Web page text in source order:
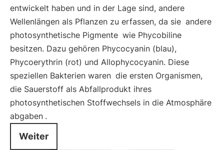
entwickelt haben und in der Lage sind, andere
Wellenlängen als Pflanzen zu erfassen, da sie andere
photosynthetische Pigmente wie Phycobiline
besitzen. Dazu gehören Phycocyanin (blau),
Phycoerythrin (rot) und Allophycocyanin. Diese
speziellen Bakterien waren die ersten Organismen,
die Sauerstoff als Abfallprodukt ihres
photosynthetischen Stoffwechsels in die Atmosphäre
abgaben .
Weiter